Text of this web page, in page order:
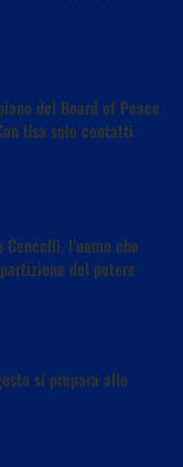
del Board of Peace
Usa solo contatti
l’uomo che
del potere
si prepara allo